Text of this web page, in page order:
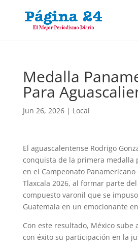
Medalla
Para
Jun 26, 2026| Local
El aguascalentense Rodrigo
conquista de la primera medalla
en el Campeonato
Tlaxcala 2026, al formar parte
compuesto varonil que se
Guatemala en un emocionante
Con este resultado, México sube
con éxito su participación en la